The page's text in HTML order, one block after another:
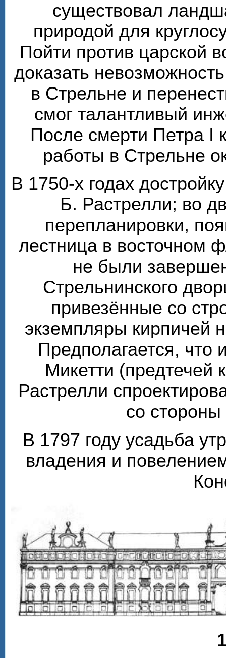
существовал
природой для
Пойти против царской
доказать
в Стрельне и
смог талантливый
После смерти Петра I
работы в Стрельне
В 1750-х годах
Б. Растрелли; во
перепланировки,
лестница в восточном
не были
Стрельнинского
привезённые со
экземпляры кирпичей
Предполагается, что
Микетти (предтечей
Растрелли
со
В 1797 году усадьба
владения и